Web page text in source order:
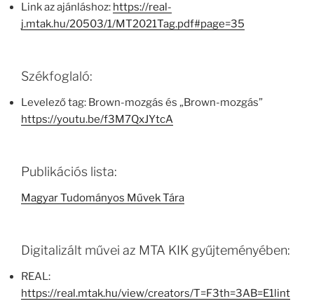
Link az ajánláshoz: https://real-
j.mtak.hu/20503/1/MT2021Tag.pdf#page=35
Székfoglaló:
Levelező tag: Brown-mozgás és „Brown-mozgás”
https://youtu.be/f3M7QxJYtcA
Publikációs lista:
Magyar Tudományos Művek Tára
Digitalizált művei az MTA KIK gyűjteményében:
REAL:
https://real.mtak.hu/view/creators/T=F3th=3AB=E1lint